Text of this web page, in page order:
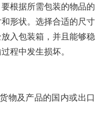
根据所需包装的物品的
形状。选择合适的尺寸
入包装箱，并且能够稳
程中发生损坏。
物及产品的国内或出口